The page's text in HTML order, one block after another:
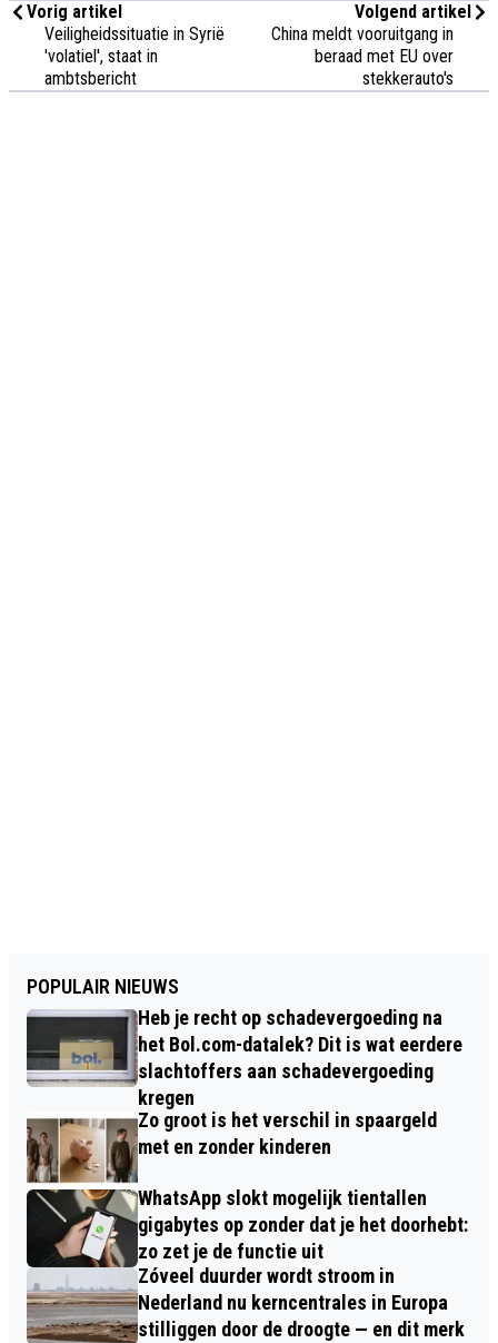
Vorig artikel
Veiligheidssituatie in Syrië
'volatiel', staat in
ambtsbericht
Volgend artikel
China meldt vooruitgang in
beraad met EU over
stekkerauto's
POPULAIR NIEUWS
Heb je recht op schadevergoeding na
het Bol.com-datalek? Dit is wat eerdere
slachtoffers aan schadevergoeding
kregen
Zo groot is het verschil in spaargeld
met en zonder kinderen
WhatsApp slokt mogelijk tientallen
gigabytes op zonder dat je het doorhebt:
zo zet je de functie uit
Zóveel duurder wordt stroom in
Nederland nu kerncentrales in Europa
stilliggen door de droogte — en dit merk